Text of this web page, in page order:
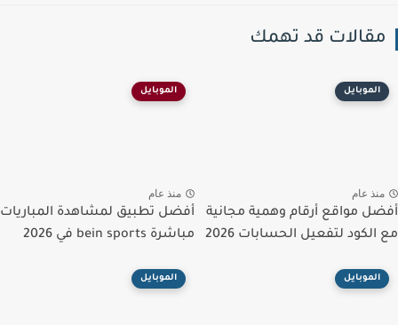
قد تهمك
الموبايل
عام
مواقع أرقام وهمية مجانية
لتفعيل الحسابات 2026
الموبايل
منذ عام
أفضل تطبيق لمشاهدة المباريات
مباشرة bein sports في 2026
الموبايل الموبايل